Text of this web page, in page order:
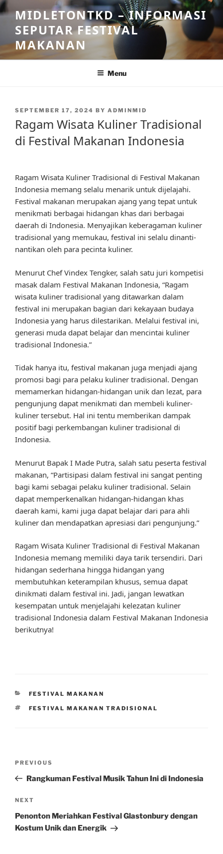
Skip
to
content
MIDLETONTKD – INFORMASI
SEPUTAR FESTIVAL
MAKANAN
Menu
POSTED
SEPTEMBER 17, 2024 BY ADMINMID
Ragam Wisata Kuliner Tradisional
di Festival Makanan Indonesia
Ragam Wisata Kuliner Tradisional di Festival Makanan
Indonesia memang selalu menarik untuk dijelajahi.
Festival makanan merupakan ajang yang tepat untuk
menikmati berbagai hidangan khas dari berbagai
daerah di Indonesia. Menyajikan keberagaman kuliner
tradisional yang memukau, festival ini selalu dinanti-
nantikan oleh para pecinta kuliner.
Menurut Chef Vindex Tengker, salah satu juri kompetisi
masak dalam Festival Makanan Indonesia, “Ragam
wisata kuliner tradisional yang ditawarkan dalam
festival ini merupakan bagian dari kekayaan budaya
Indonesia yang harus dilestarikan. Melalui festival ini,
generasi muda dapat belajar dan mencintai kuliner
tradisional Indonesia.”
Tidak hanya itu, festival makanan juga menjadi ajang
promosi bagi para pelaku kuliner tradisional. Dengan
memamerkan hidangan-hidangan unik dan lezat, para
pengunjung dapat menikmati dan membeli kuliner-
kuliner tersebut. Hal ini tentu memberikan dampak
positif bagi perkembangan kuliner tradisional di
Indonesia.
Menurut Bapak I Made Putra, salah satu peserta festival
makanan, “Partisipasi dalam festival ini sangat penting
bagi kami sebagai pelaku kuliner tradisional. Selain
dapat memperkenalkan hidangan-hidangan khas
daerah kami, kami juga dapat belajar dari para ahli
kuliner dan mendapatkan apresiasi dari pengunjung.”
Ragam Wisata Kuliner Tradisional di Festival Makanan
Indonesia memang memiliki daya tarik tersendiri. Dari
hidangan sederhana hingga hidangan yang
membutuhkan keterampilan khusus, semua dapat
dinikmati dalam festival ini. Jadi, jangan lewatkan
kesempatan untuk menjelajahi kelezatan kuliner
tradisional Indonesia dalam Festival Makanan Indonesia
berikutnya!
CATEGORIES
FESTIVAL MAKANAN
TAGS
FESTIVAL MAKANAN TRADISIONAL
Previous
Post
PREVIOUS
Rangkuman Festival Musik Tahun Ini di Indonesia
Next
Post
NEXT
Penonton Meriahkan Festival Glastonbury dengan
Kostum Unik dan Energik